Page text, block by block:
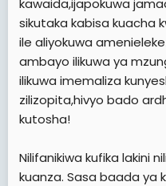
sikutaka kabisa kuacha
ile aliyokuwa
ambayo ilikuwa ya
ilikuwa imemaliza
zilizopita,hivyo bado
kutosha!
Nilifanikiwa kufika lakini
kuanza. Sasa baada ya